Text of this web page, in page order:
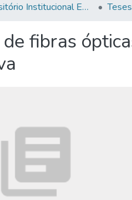
Repositório Institucional EESC
fibras